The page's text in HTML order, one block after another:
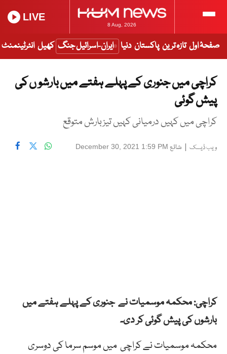
8 Aug, 2026
LIVE
صفحۂ اول تازہ ترین پاکستان دنیا ایران-اسرائیل جنگ کھیل انٹرٹینمنٹ
کراچی میں جنوری کے پہلے ہفتے میں بارشو ں کی
پیش گوئی
کراچی میں کہیں درمیانی کہیں تیزبارش متوقع
ویب ڈیسک | شائع December 30, 2021 1:59 PM
کراچی: محکمہ موسمیات نے جنوری کے پہلے ہفتے میں
بارشوں کی پیش گوئی کر دی۔
محکمہ موسمیات نے کراچی میں موسم سرما کی دوسری